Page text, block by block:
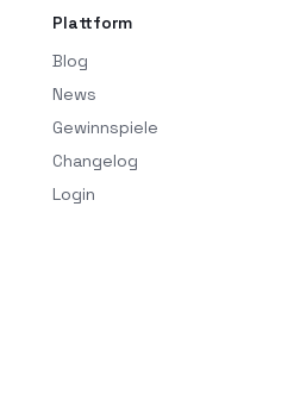
Plattform
Blog
News
Gewinnspiele
Changelog
Login